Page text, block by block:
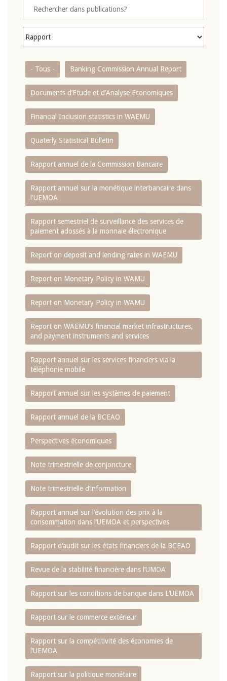
- Tous - Banking Commission Annual Report
Documents d’Etude et d’Analyse Economiques
Financial Inclusion statistics in WAEMU
Quaterly Statistical Bulletin
Rapport annuel de la Commission Bancaire
Rapport annuel sur la monétique interbancaire dans
l'UEMOA
Rapport semestriel de surveillance des services de
paiement adossés à la monnaie électronique
Report on deposit and lending rates in WAEMU
Report on Monetary Policy in WAMU
Report on Monetary Policy in WAMU
Report on WAEMU’s financial market infrastructures,
and payment instruments and services
Rapport annuel sur les services financiers via la
téléphonie mobile
Rapport annuel sur les systèmes de paiement
Rapport annuel de la BCEAO
Perspectives économiques
Note trimestrielle de conjoncture
Note trimestrielle d‘information
Rapport annuel sur l‘évolution des prix à la
consommation dans l‘UEMOA et perspectives
Rapport d‘audit sur les états financiers de la BCEAO
Revue de la stabilité financière dans l‘UMOA
Rapport sur les conditions de banque dans L‘UEMOA
Rapport sur le commerce extérieur
Rapport sur la compétitivité des économies de
l‘UEMOA
Rapport sur la politique monétaire